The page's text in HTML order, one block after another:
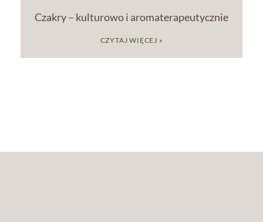
Czakry – kulturowo i aromaterapeutycznie
CZYTAJ WIĘCEJ »